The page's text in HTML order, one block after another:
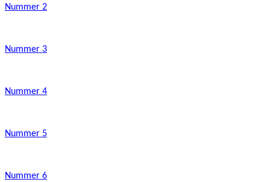
Nummer 2
Nummer 3
Nummer 4
Nummer 5
Nummer 6